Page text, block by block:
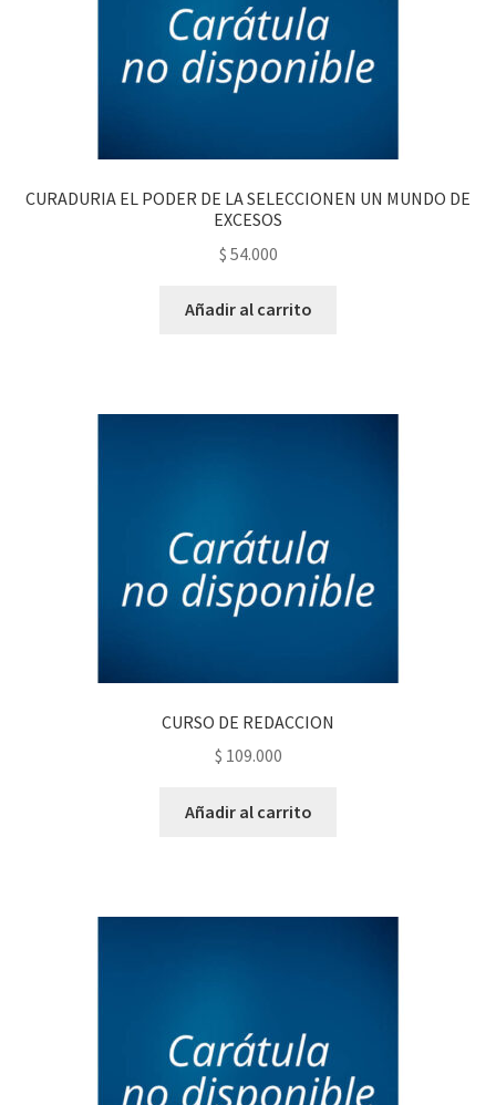
CURADURIA EL PODER DE LA SELECCIONEN UN MUNDO DE
EXCESOS
$ 54.000
Añadir al carrito
CURSO DE REDACCION
$ 109.000
Añadir al carrito